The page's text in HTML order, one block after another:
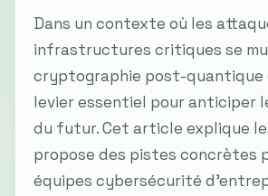
Dans un contexte où les
infrastructures critiques se
cryptographie post-quantique
levier essentiel pour anticiper
du futur. Cet article explique
propose des pistes concrètes
équipes cybersécurité